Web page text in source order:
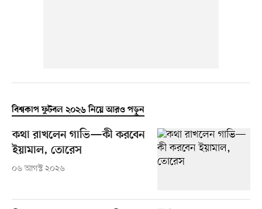
বিশ্বকাপ ফুটবল ২০২৬ নিয়ে আরও পড়ুন
কথা রাখলেন গাভি—কী করবেন
ইয়ামাল, তোরেস
০৬ আগস্ট ২০২৬